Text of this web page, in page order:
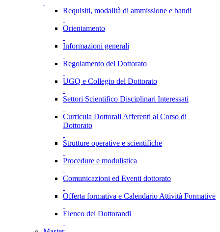
Requisiti, modalità di ammissione e bandi
Orientamento
Informazioni generali
Regolamento del Dottorato
UGQ e Collegio del Dottorato
Settori Scientifico Disciplinari Interessati
Curricula Dottorali Afferenti al Corso di
Dottorato
Strutture operative e scientifiche
Procedure e modulistica
Comunicazioni ed Eventi dottorato
Offerta formativa e Calendario Attività Formative
Elenco dei Dottorandi